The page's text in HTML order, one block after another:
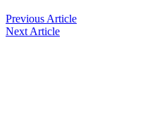
Previous Article
Next Article